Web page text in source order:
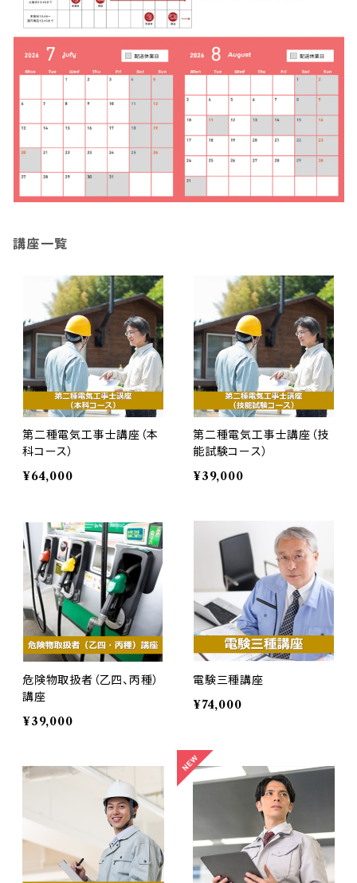
講座一覧
第二種電気工事士講座（本
科コース）
¥64,000
第二種電気工事士講座（技
能試験コース）
¥39,000
危険物取扱者（乙四、丙種）
講座
¥39,000
電験三種講座
¥74,000